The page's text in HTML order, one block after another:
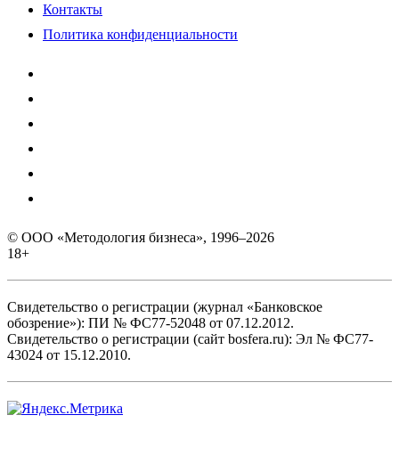
Контакты
Политика конфиденциальности
© ООО «Методология бизнеса», 1996–2026
18+
Свидетельство о регистрации (журнал «Банковское
обозрение»): ПИ № ФС77-52048 от 07.12.2012.
Свидетельство о регистрации (сайт bosfera.ru): Эл № ФС77-
43024 от 15.12.2010.